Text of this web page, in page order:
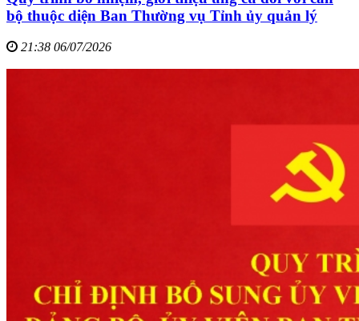
bộ thuộc diện Ban Thường vụ Tỉnh ủy quản lý
21:38 06/07/2026